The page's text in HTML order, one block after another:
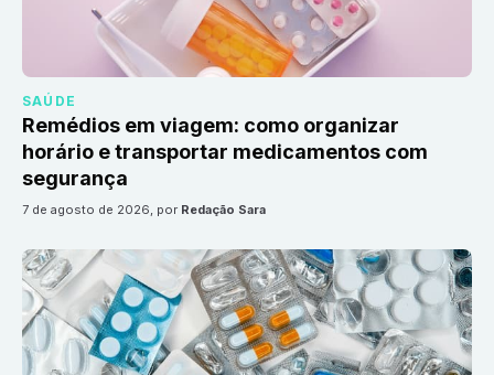
SAÚDE
Remédios em viagem: como organizar
horário e transportar medicamentos com
segurança
7 de agosto de 2026, por Redação Sara